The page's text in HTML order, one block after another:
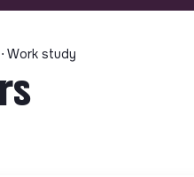
Work study